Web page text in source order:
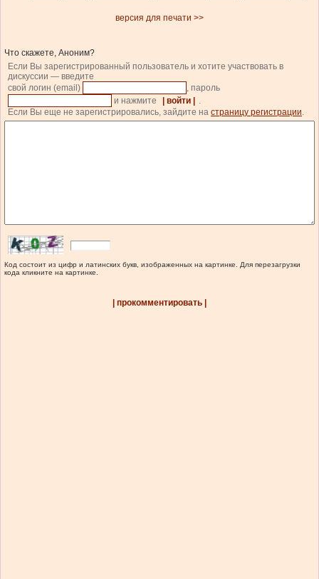
версия для печати >>
Что скажете, Аноним?
Если Вы зарегистрированный пользователь и хотите участвовать в
дискуссии — введите
свой логин (email)
, пароль
и нажмите
| войти |
.
Если Вы еще не зарегистрировались, зайдите на страницу регистрации.
Код состоит из цифр и латинских букв, изображенных на картинке. Для перезагрузки
кода кликните на картинке.
| прокомментировать |